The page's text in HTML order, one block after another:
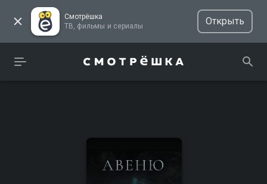
Смотрёшка
ТВ, фильмы и сериалы
Открыть